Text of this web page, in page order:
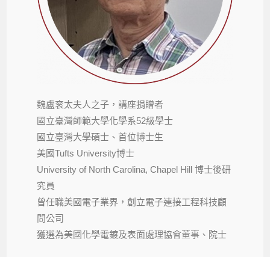
魏盧衮太夫人之子，講座捐贈者
國立臺灣師範大學化學系52級學士
國立臺灣大學碩士、首位博士生
美國Tufts University博士
University of North Carolina, Chapel Hill 博士後研
究員
曾任職美國電子業界，創立電子連接工程科技顧
問公司
獲選為美國化學電鍍及表面處理協會董事、院士